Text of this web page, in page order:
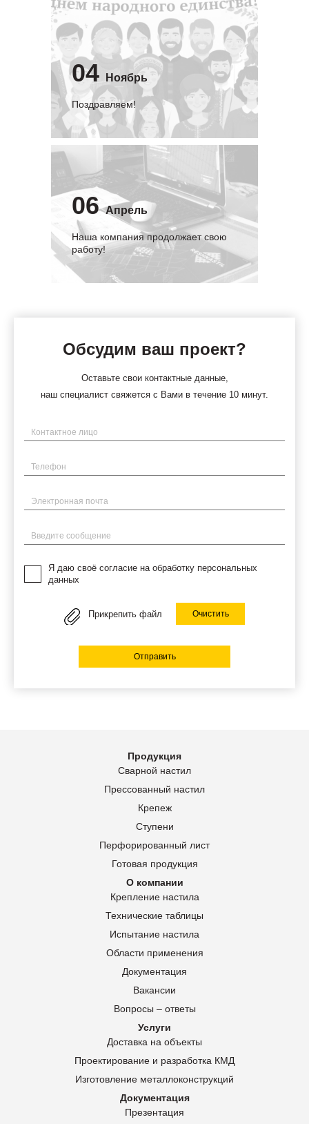
04 Ноябрь
Поздравляем!
06 Апрель
Наша компания продолжает свою
работу!
Обсудим ваш проект?
Оставьте свои контактные данные,
наш специалист свяжется с Вами в течение 10 минут.
Имя
Телефон
Электронная почта
Введите сообщение
Я даю своё согласие на обработку персональных
данных
Прикрепить файл Очистить
Отправить
Продукция
Сварной настил
Прессованный настил
Крепеж
Ступени
Перфорированный лист
Готовая продукция
О компании
Крепление настила
Технические таблицы
Испытание настила
Области применения
Документация
Вакансии
Вопросы – ответы
Услуги
Доставка на объекты
Проектирование и разработка КМД
Изготовление металлоконструкций
Документация
Презентация